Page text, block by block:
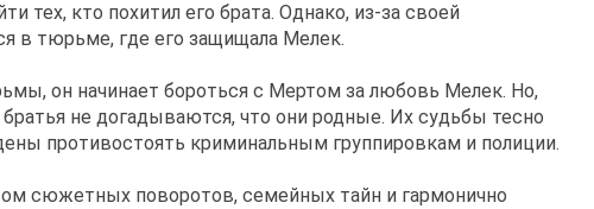
тех, кто похитил его брата. Однако, из-за своей
в тюрьме, где его защищала Мелек.
он начинает бороться с Мертом за любовь Мелек. Но,
не догадываются, что они родные. Их судьбы тесно
противостоять криминальным группировкам и полиции.
сюжетных поворотов, семейных тайн и гармонично